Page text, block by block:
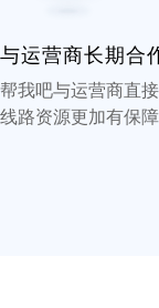
与运营商长期合
帮我吧与运营商直
线路资源更加有保障